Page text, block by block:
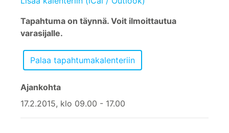
Tapahtuma on täynnä. Voit ilmoittautua
varasijalle.
Ajankohta
17.2.2015, klo 09.00 - 17.00